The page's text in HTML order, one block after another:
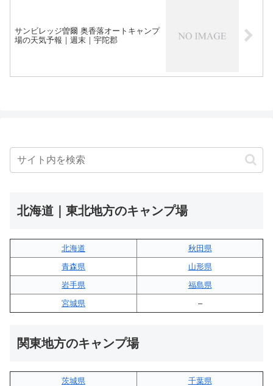
サンビレッジ曽爾 奥香落オートキャンプ
場の天気予報｜週末｜宇陀郡
北海道｜東北地方のキャンプ場
北海道
秋田県
青森県
山形県
岩手県
福島県
宮城県
–
関東地方のキャンプ場
茨城県
千葉県